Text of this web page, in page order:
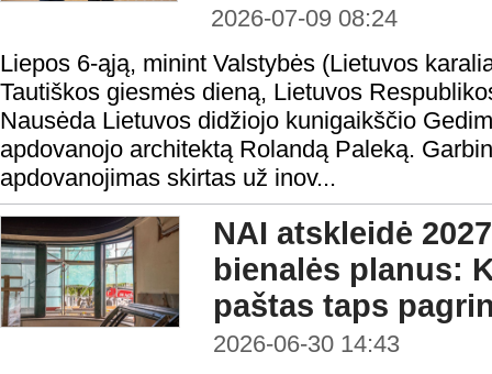
2026-07-09 08:24
Liepos 6-ąją, minint Valstybės (Lietuvos
Tautiškos giesmės dieną, Lietuvos
Nausėda Lietuvos didžiojo kunigaikščio
apdovanojo architektą Rolandą Paleką.
apdovanojimas skirtas už inov...
NAI atskleidė
bienalės planus:
paštas taps
2026-06-30 14:43